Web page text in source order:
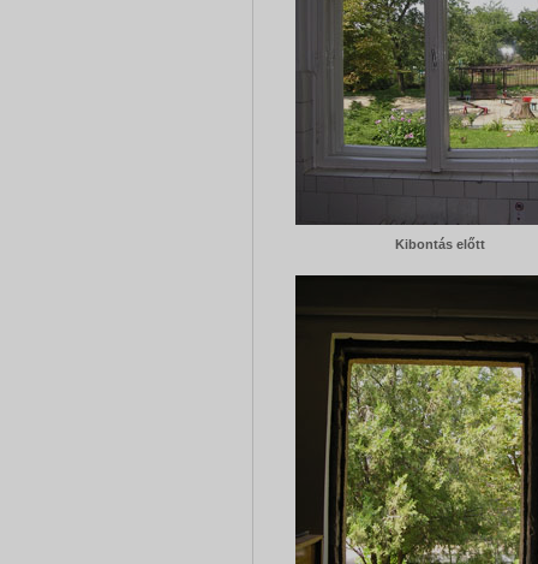
Kibontás előtt